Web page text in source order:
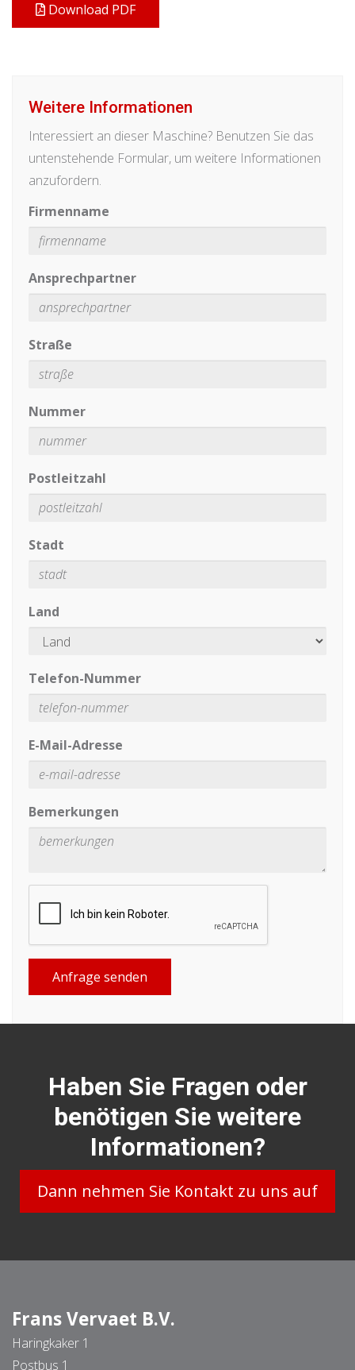
Download PDF
Weitere Informationen
Interessiert an dieser Maschine? Benutzen Sie das
untenstehende Formular, um weitere Informationen
anzufordern.
Firmenname
Ansprechpartner
Straße
Nummer
Postleitzahl
Stadt
Land
Telefon-Nummer
E-Mail-Adresse
Bemerkungen
Anfrage senden
Haben Sie Fragen oder
benötigen Sie weitere
Informationen?
Dann nehmen Sie Kontakt zu uns auf
Frans Vervaet B.V.
Haringkaker 1
Postbus 1